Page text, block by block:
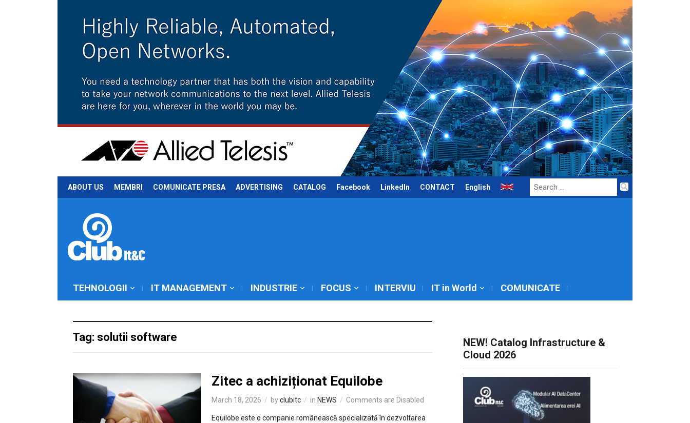
ABOUT US MEMBRI COMUNICATE PRESA ADVERTISING CATALOG Facebook LinkedIn CONTACT English
Search
for:
TEHNOLOGII IT MANAGEMENT INDUSTRIE FOCUS INTERVIU IT in World COMUNICATE
Tag: solutii software
Zitec a achiziționat Equilobe
March 18, 2026 byclubitc in NEWS Comments are Disabled
Equilobe este o companie românească specializată în dezvoltarea
NEW! Catalog Infrastructure &
Cloud 2026